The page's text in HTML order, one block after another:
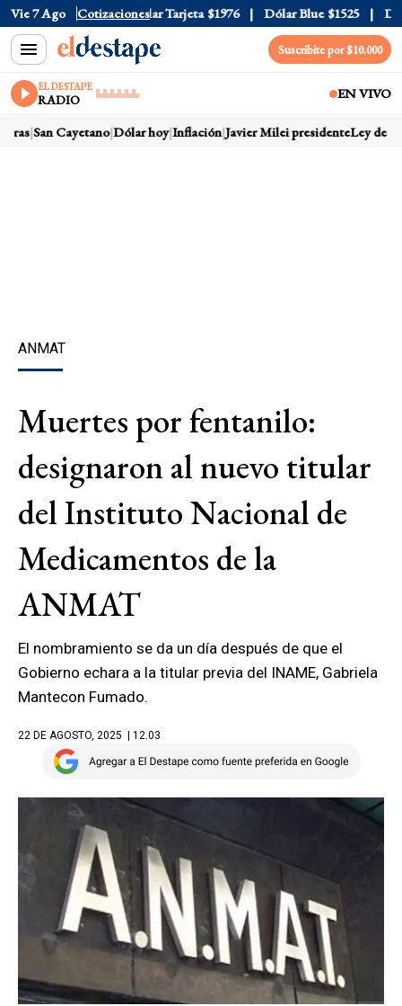
Vie 7 Ago Cotizaciones
Oficial $1520 Dólar Tarjeta $1976 Dólar Blue $1525 Dólar
Suscribite por $10.000
EL DESTAPE
RADIO EN VIVO
San Cayetano Dólar hoy Inflación Javier Milei presidenteLey de
ANMAT
Muertes por fentanilo:
designaron al nuevo titular
del Instituto Nacional de
Medicamentos de la
ANMAT
El nombramiento se da un día después de que el
Gobierno echara a la titular previa del INAME, Gabriela
Mantecon Fumado.
22 DE AGOSTO, 2025 | 12.03